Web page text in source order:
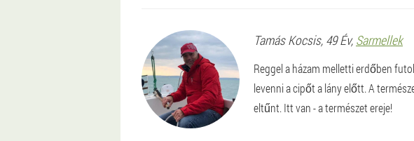
Tamás Kocsis, 49 Év, Sarmellek
Reggel a házam melletti erdőben
levenni a cipőt a lány előtt. A
eltűnt. Itt van - a természet ereje!